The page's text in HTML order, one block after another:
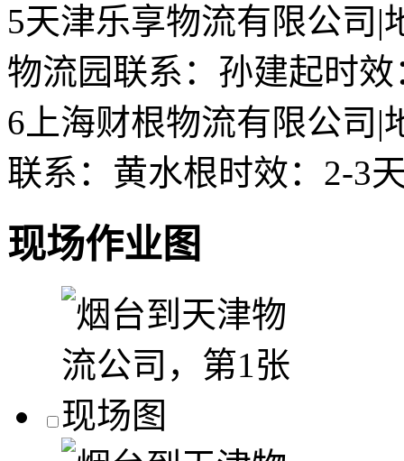
5天津乐享物流有限公司 |
物流园联系：孙建起时
6 上海财根物流有限公司 |
联系：黄水根时效：2-3
现场作业图